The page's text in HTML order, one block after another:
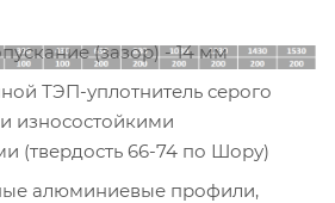
(зазор) - 14 мм
ТЭП-уплотнитель серого
износостойкими
(твердость 66-74 по Шору)
алюминиевые профили,